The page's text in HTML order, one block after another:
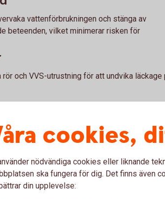
vattenförbrukningen och stänga av
beteenden, vilket minimerar risken för
och VVS-utrustning för att undvika läckage
skett?
att stänga av vattenförsörjningen för att
skadan.
cookies,
nödvändiga cookies eller liknande
ska fungera för dig. Det finns även
din upplevelse: